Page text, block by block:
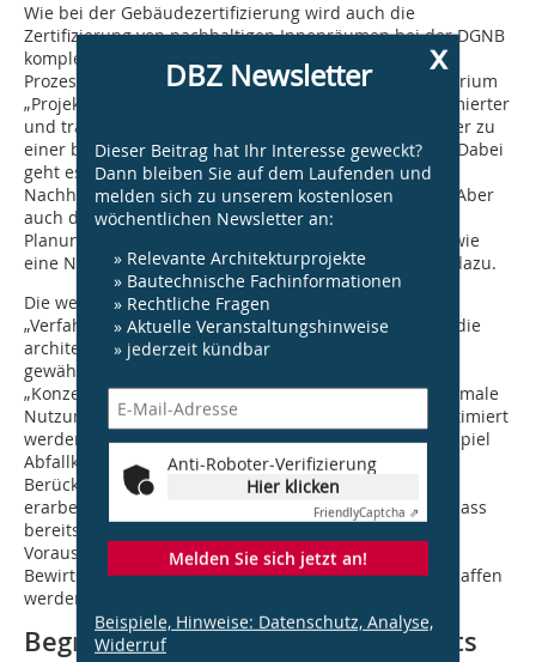
Wie bei der Gebäudezertifizierung wird auch die
Zertifizierung von nachhaltigen Innenräumen bei der DGNB
komplettiert durch eine Reihe von Kriterien, die der
Prozessqualität zuzuordnen sind. Dazu zählt das Kriterium
„Projektvorbereitung und Planung“, über das ein optimierter
und transparenter Planungsprozess gefördert wird, der zu
einer bestmöglichen Qualität der Mietfläche beiträgt. Dabei
geht es zum einen um die Berücksichtigung von
Nachhaltigkeitsaspekten bei der Wahl der Immobilie. Aber
auch die Verwendung eines Pflichtenhefts, in dem
Planungsziele definiert und ausformuliert werden, sowie
eine Nutzerbeteiligung während der Planung zählen dazu.
Die weiteren Kriterien der Prozessqualität sind das
„Verfahren zur gestalterischen Konzeption“, über das die
architektonische Qualität des Ausbaus bestmöglich
gewährleistet werden soll, sowie das Kriterium
„Konzeptionierung und Voraussetzungen für eine optimale
Nutzung“. Hierbei soll die Ausbauqualität insofern optimiert
werden, als dass unterschiedliche Konzepte (zum Beispiel
Abfallkonzept, Mess- und Monitoringkonzept) unter
Berücksichtigung von projektspezifischen Faktoren
erarbeitet werden. Zudem dient das Kriterium dazu, dass
bereits während der Planungs- und Bauphase die
Voraussetzungen für eine optimale Nutzung und
Bewirtschaftung im späteren Betrieb der Fläche geschaffen
werden.
Begrenzte Gültigkeit des Zertifikats
x
DBZ Newsletter
Dieser Beitrag hat Ihr Interesse geweckt?
Dann bleiben Sie auf dem Laufenden und
melden sich zu unserem kostenlosen
wöchentlichen Newsletter an:
» Relevante Architekturprojekte
» Bautechnische Fachinformationen
» Rechtliche Fragen
» Aktuelle Veranstaltungshinweise
» jederzeit kündbar
Anti-Roboter-Verifizierung
Hier klicken
FriendlyCaptcha ⇗
Melden Sie sich jetzt an!
Beispiele, Hinweise: Datenschutz, Analyse,
Widerruf